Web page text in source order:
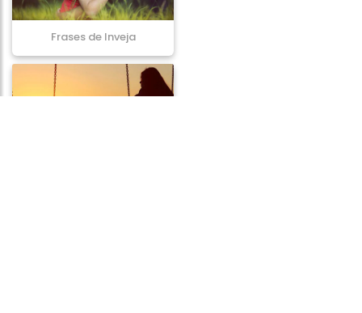
Frases de Inveja